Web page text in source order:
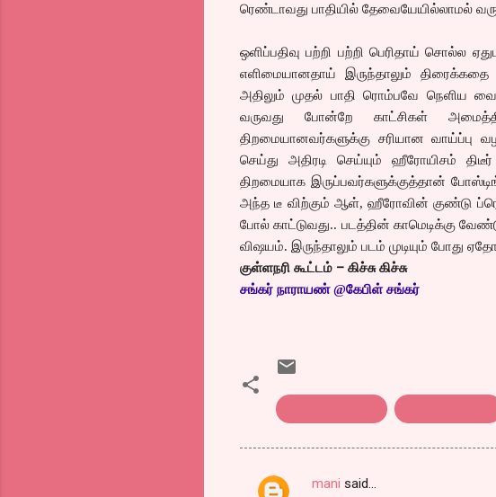
ரெண்டாவது பாதியில் தேவையேயில்லாமல்
ஒளிப்பதிவு பற்றி பற்றி பெரிதாய் சொல்ல
எளிமையானதாய் இருந்தாலும் திரைக்கதை
அதிலும் முதல் பாதி ரொம்பவே நெளிய
வருவது போன்றே காட்சிகள்
திறமையானவர்களுக்கு சரியான
செய்து அதிரடி செய்யும் ஹீரோயிசம்
திறமையாக இருப்பவர்களுக்குத்தான்
அந்த டீ விற்கும் ஆள், ஹீரோவின் குண்டு
போல் காட்டுவது.. படத்தின் காமெடிக்கு
விஷயம். இருந்தாலும் படம் முடியும் போது
குள்ளநரி கூட்டம் – கிச்சு கிச்சு
சங்கர் நாராயண் @கேபிள் சங்கர்
C
mani said…